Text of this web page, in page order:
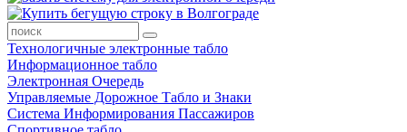
Технологичные электронные табло
Информационное табло
Электронная Очередь
Управляемые Дорожное Табло и Знаки
Система Информирования Пассажиров